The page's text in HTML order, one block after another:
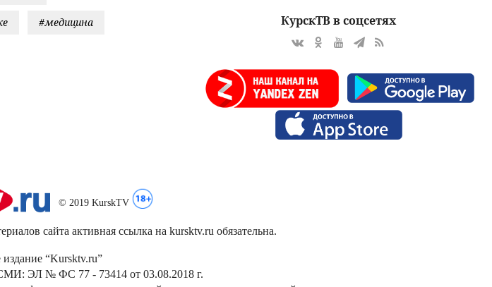
КурскТВ в соцсетях
#медицина
© 2019 KurskTV
сайта активная ссылка на kursktv.ru обязательна.
“Kursktv.ru”
СМИ: ЭЛ № ФС 77 - 73414 от 03.08.2018 г.